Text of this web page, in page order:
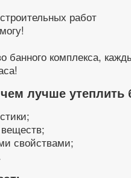
работ
банного комплекса,
лучше
свойствами;